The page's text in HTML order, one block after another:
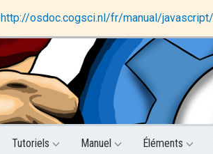
DataMatrix
Tutoriels Manuel Éléments
http://osdoc.cogsci.nl/fr/manual/